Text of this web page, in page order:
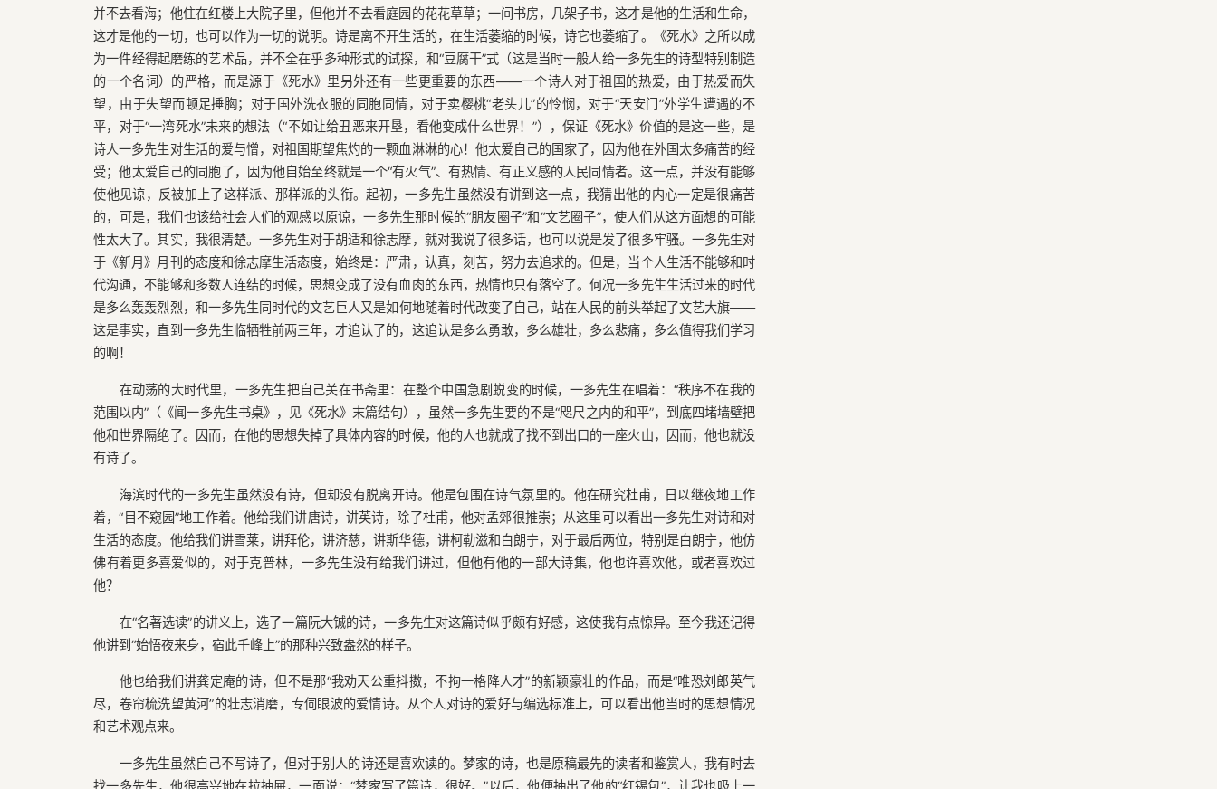
并不去看海；他住在红楼上大院子里，但他并不去看庭园的花花草草；一间书房，几架子书，这才是他的生活和生命，
这才是他的一切，也可以作为一切的说明。诗是离不开生活的，在生活萎缩的时候，诗它也萎缩了。《死水》之所以成
为一件经得起磨练的艺术品，并不全在乎多种形式的试探，和“豆腐干”式（这是当时一般人给一多先生的诗型特别制造
的一个名词）的严格，而是源于《死水》里另外还有一些更重要的东西——一个诗人对于祖国的热爱，由于热爱而失
望，由于失望而顿足捶胸；对于国外洗衣服的同胞同情，对于卖樱桃“老头儿”的怜悯，对于“天安门”外学生遭遇的不
平，对于“一湾死水”未来的想法（“不如让给丑恶来开垦，看他变成什么世界！”），保证《死水》价值的是这一些，是
诗人一多先生对生活的爱与憎，对祖国期望焦灼的一颗血淋淋的心！他太爱自己的国家了，因为他在外国太多痛苦的经
受；他太爱自己的同胞了，因为他自始至终就是一个“有火气”、有热情、有正义感的人民同情者。这一点，并没有能够
使他见谅，反被加上了这样派、那样派的头衔。起初，一多先生虽然没有讲到这一点，我猜出他的内心一定是很痛苦
的，可是，我们也该给社会人们的观感以原谅，一多先生那时候的“朋友圈子”和“文艺圈子”，使人们从这方面想的可能
性太大了。其实，我很清楚。一多先生对于胡适和徐志摩，就对我说了很多话，也可以说是发了很多牢骚。一多先生对
于《新月》月刊的态度和徐志摩生活态度，始终是：严肃，认真，刻苦，努力去追求的。但是，当个人生活不能够和时
代沟通，不能够和多数人连结的时候，思想变成了没有血肉的东西，热情也只有落空了。何况一多先生生活过来的时代
是多么轰轰烈烈，和一多先生同时代的文艺巨人又是如何地随着时代改变了自己，站在人民的前头举起了文艺大旗——
这是事实，直到一多先生临牺牲前两三年，才追认了的，这追认是多么勇敢，多么雄壮，多么悲痛，多么值得我们学习
的啊！
在动荡的大时代里，一多先生把自己关在书斋里：在整个中国急剧蜕变的时候，一多先生在唱着：“秩序不在我的
范围以内”（《闻一多先生书桌》，见《死水》末篇结句），虽然一多先生要的不是“咫尺之内的和平”，到底四堵墙壁把
他和世界隔绝了。因而，在他的思想失掉了具体内容的时候，他的人也就成了找不到出口的一座火山，因而，他也就没
有诗了。
海滨时代的一多先生虽然没有诗，但却没有脱离开诗。他是包围在诗气氛里的。他在研究杜甫，日以继夜地工作
着，“目不窥园”地工作着。他给我们讲唐诗，讲英诗，除了杜甫，他对孟郊很推崇；从这里可以看出一多先生对诗和对
生活的态度。他给我们讲雪莱，讲拜伦，讲济慈，讲斯华德，讲柯勒滋和白朗宁，对于最后两位，特别是白朗宁，他仿
佛有着更多喜爱似的，对于克普林，一多先生没有给我们讲过，但他有他的一部大诗集，他也许喜欢他，或者喜欢过
他？
在“名著选读”的讲义上，选了一篇阮大铖的诗，一多先生对这篇诗似乎颇有好感，这使我有点惊异。至今我还记得
他讲到“始悟夜来身，宿此千峰上”的那种兴致盎然的样子。
他也给我们讲龚定庵的诗，但不是那“我劝天公重抖擞，不拘一格降人才”的新颖豪壮的作品，而是“唯恐刘郎英气
尽，卷帘梳洗望黄河”的壮志消磨，专伺眼波的爱情诗。从个人对诗的爱好与编选标准上，可以看出他当时的思想情况
和艺术观点来。
一多先生虽然自己不写诗了，但对于别人的诗还是喜欢读的。梦家的诗，也是原稿最先的读者和鉴赏人，我有时去